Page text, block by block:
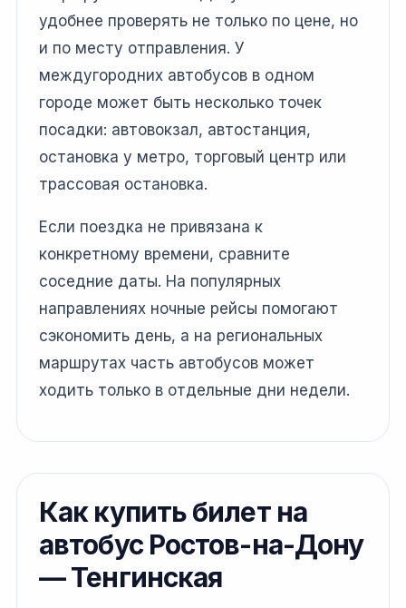
удобнее проверять не только по цене, но
и по месту отправления. У
междугородних автобусов в одном
городе может быть несколько точек
посадки: автовокзал, автостанция,
остановка у метро, торговый центр или
трассовая остановка.
Если поездка не привязана к
конкретному времени, сравните
соседние даты. На популярных
направлениях ночные рейсы помогают
сэкономить день, а на региональных
маршрутах часть автобусов может
ходить только в отдельные дни недели.
Как купить билет на
автобус Ростов-на-Дону
— Тенгинская